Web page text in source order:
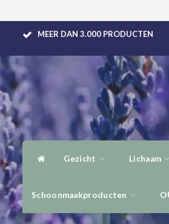
MEER DAN 3.000 PRODUCTEN
Gezicht Lichaam
Schoonmaakproducten